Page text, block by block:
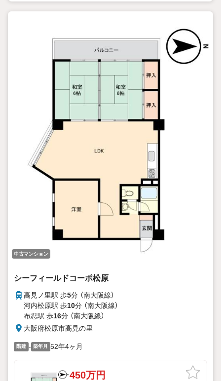
中古マンション
シーフィールドコーポ松原
高見ノ里駅 歩5分 （南大阪線）
河内松原駅 歩10分 （南大阪線）
布忍駅 歩16分 （南大阪線）
大阪府松原市高見の里
階建 - 築年月 52年4ヶ月
450万円